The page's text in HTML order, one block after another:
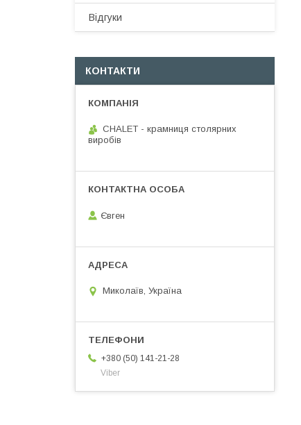
Відгуки
КОНТАКТИ
CHALET - крамниця столярних
виробів
Євген
Миколаїв, Україна
+380 (50) 141-21-28
Viber